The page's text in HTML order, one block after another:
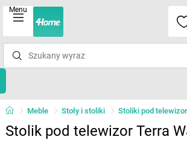
Menu
Meble Stoły i stoliki Stoliki pod telewizor
Stolik pod telewizor Terra